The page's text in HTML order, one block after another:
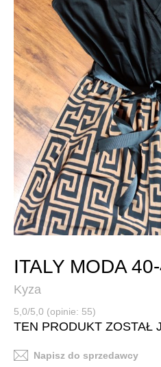
ITALY MODA
Kyza
5,0/5,0 (opinie: 55)
TEN PRODUKT ZOSTAŁ
Napisz do sprzedawcy